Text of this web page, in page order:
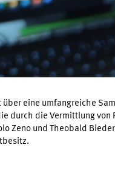
über eine umfangreiche
durch die Vermittlung von
Zeno und Theobald